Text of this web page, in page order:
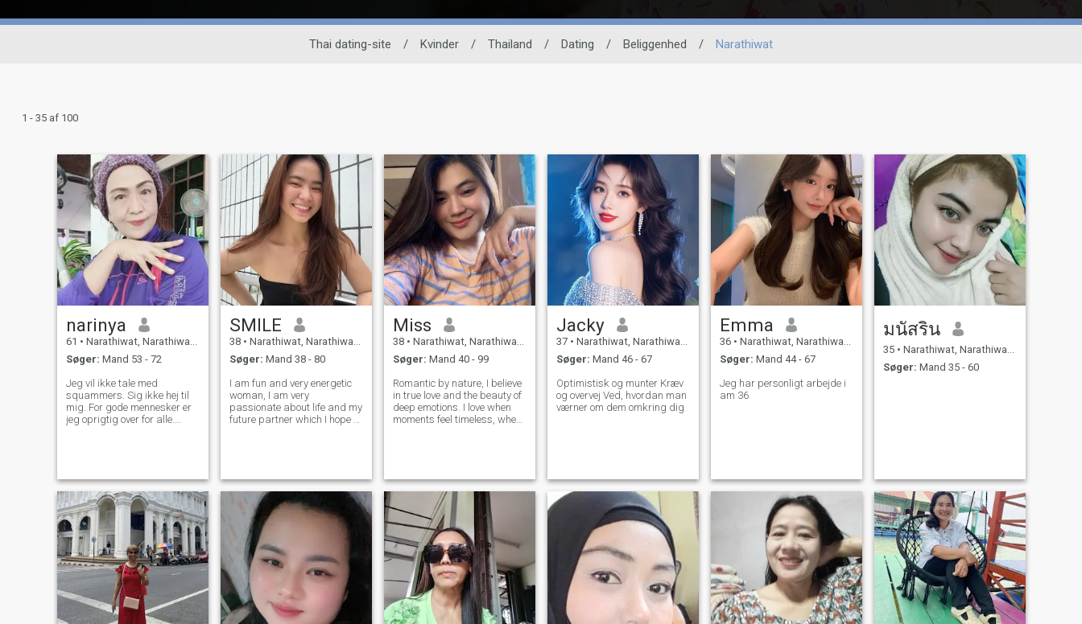
Thai dating-site / Kvinder / Thailand / Dating / Beliggenhed / Narathiwat
1 - 35 af 100
narinya
61 • Narathiwat, Narathiwat, Thailand
Søger: Mand 53 - 72
Jeg vil ikke tale med
squammers. Sig ikke hej til
mig. For gode mennesker er
jeg oprigtig over for alle.
SMILE
38 • Narathiwat, Narathiwat, Thailand
Søger: Mand 38 - 80
I am fun and very energetic
woman, I am very
passionate about life and my
future partner which I hope to
people. My friends say that I
love
Miss
38 • Narathiwat, Narathiwat, Thailand
Søger: Mand 40 - 99
Romantic by nature, I believe
in true love and the beauty of
deep emotions. I love when
moments feel timeless, when
curious, and warm-hearted.
Jacky
37 • Narathiwat, Narathiwat, Thailand
Søger: Mand 46 - 67
Optimistisk og munter Kræv
og overvej Ved, hvordan man
værner om dem omkring dig
Emma
36 • Narathiwat, Narathiwat, Thailand
Søger: Mand 44 - 67
Jeg har personligt arbejde i
am 36
มนัสริน
35 • Narathiwat, Narathiwat, Thailand
Søger: Mand 35 - 60